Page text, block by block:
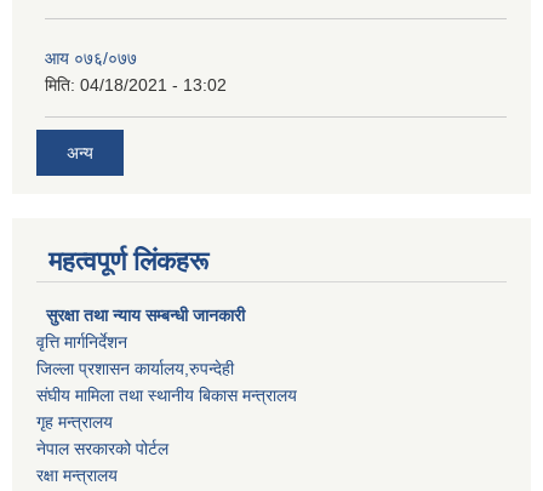
आय ०७६/०७७
मिति: 04/18/2021 - 13:02
अन्य
महत्वपूर्ण लिंकहरू
सुरक्षा तथा न्याय सम्बन्धी जानकारी
वृत्ति मार्गनिर्देशन
जिल्ला प्रशासन कार्यालय,रुपन्देही
संघीय मामिला तथा स्थानीय बिकास मन्त्रालय
गृह मन्त्रालय
नेपाल सरकारको पोर्टल
रक्षा मन्त्रालय